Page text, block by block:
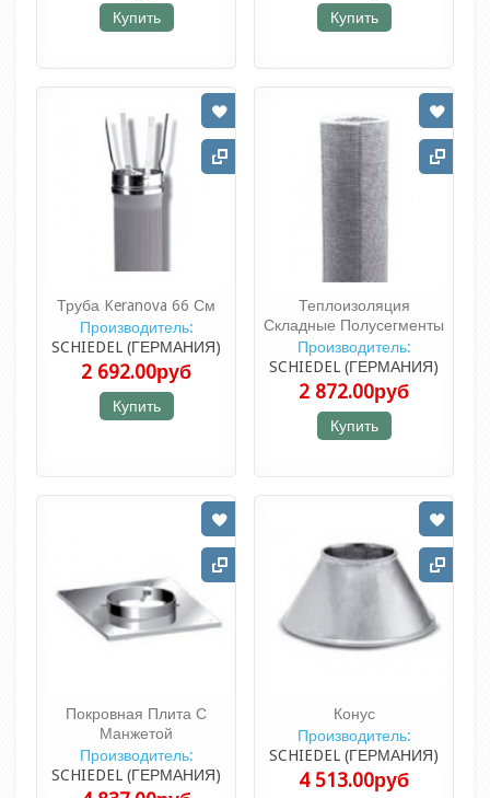
Купить Купить
Труба Keranova 66 См
Производитель:
SCHIEDEL (ГЕРМАНИЯ)
2 692.00руб
Купить
Теплоизоляция
Складные Полусегменты
Производитель:
SCHIEDEL (ГЕРМАНИЯ)
2 872.00руб
Купить
Покровная Плита С
Манжетой
Производитель:
SCHIEDEL (ГЕРМАНИЯ)
Конус
Производитель:
SCHIEDEL (ГЕРМАНИЯ)
4 513.00руб